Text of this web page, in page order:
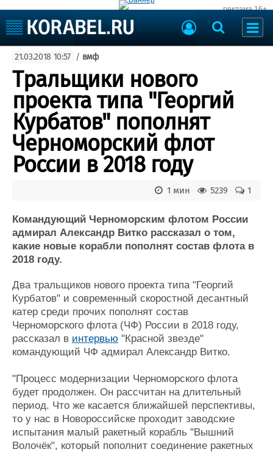
реклама 16+
Судоходство
Судоремонт
События
Пресс-релизы
Порты
Рыболовство
ВМФ
Образование
Яхты и катера
Еще
Компании
Репутация
Работа
Крюинг
Журнал
Реклама
Торговая площадка
Доска объявлений
Оборудование
Изделия
Конференции
Выставки и семинары
Словарь
Флот
Галерея флота
Отзывы
Все службы
21.03.2018 10:57 / вмф
Тральщики нового
проекта типа "Георгий
Курбатов" пополнят
Черноморский флот
России в 2018 году
1
5239
1 мин
Командующий Черноморским флотом России
адмирал Александр Витко рассказал о том,
какие новые корабли пополнят состав флота в
2018 году.
Два тральщиков нового проекта типа "Георгий
Курбатов" и современный скоростной десантный
катер среди прочих пополнят состав
Черноморского флота (ЧФ) России в 2018 году,
рассказал в интервью "Красной звезде"
командующий ЧФ адмирал Александр Витко.
"Процесс модернизации Черноморского флота
будет продолжен. Он рассчитан на длительный
период. Что же касается ближайшей перспективы,
то у нас в Новороссийске проходит заводские
испытания малый ракетный корабль "Вышний
Волочёк", который пополнит соединение ракетных